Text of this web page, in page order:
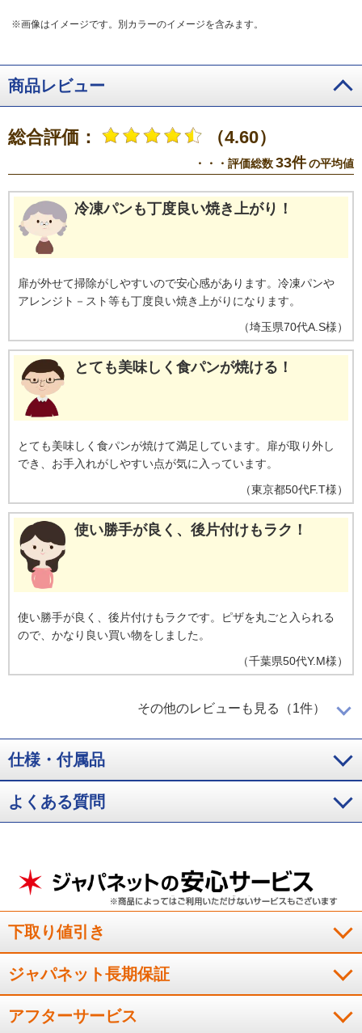
※画像はイメージです。別カラーのイメージを含みます。
商品レビュー
総合評価： （4.60）
・・・評価総数33件の平均値
冷凍パンも丁度良い焼き上がり！
扉が外せて掃除がしやすいので安心感があります。冷凍パンや
アレンジト－スト等も丁度良い焼き上がりになります。
（埼玉県70代A.S様）
とても美味しく食パンが焼ける！
とても美味しく食パンが焼けて満足しています。扉が取り外し
でき、お手入れがしやすい点が気に入っています。
（東京都50代F.T様）
使い勝手が良く、後片付けもラク！
使い勝手が良く、後片付けもラクです。ピザを丸ごと入られる
ので、かなり良い買い物をしました。
（千葉県50代Y.M様）
中までしっかりと火が通る！
つ焦げ付きなどがないのが良いです。
商品により、同一シリーズをご購入された方の声を含みます。
その他のレビューも見る（1件）
仕様・付属品
よくある質問
下取り値引き
ジャパネット長期保証
アフターサービス